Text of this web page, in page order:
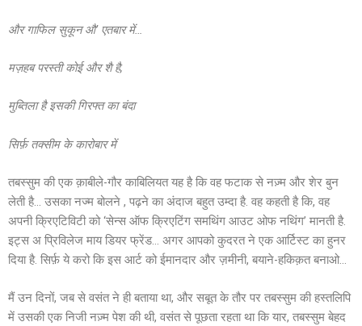
और गाफिल सुकून औ’ एतबार में…
मज़हब परस्ती कोई और शै है,
मुब्तिला है इसकी गिरफ्त का बंदा
सिर्फ़ तक्सीम के कारोबार में
तबस्सुम की एक क़ाबीले-गौर काबिलियत यह है कि वह फटाक से नज़्म और शेर बुन
लेती है… उसका नज्म बोलने , पढ़ने का अंदाज बहुत उम्दा है. वह कहती है कि, वह
अपनी क्रिएटिविटी को ‘सेन्स ऑफ क्रिएटिंग समथिंग आउट ओफ नथिंग’ मानती है.
इट्स अ प्रिविलेज माय डियर फ्रेंड… अगर आपको कुदरत ने एक आर्टिस्ट का हुनर
दिया है. सिर्फ़ ये करो कि इस आर्ट को ईमानदार और ज़मीनी, बयाने-हकिक़त बनाओ…
मैं उन दिनों, जब से वसंत ने ही बताया था, और सबूत के तौर पर तबस्सुम की हस्तलिपि
में उसकी एक निजी नज़्म पेश की थी, वसंत से पूछता रहता था कि यार, तबस्सुम बेहद